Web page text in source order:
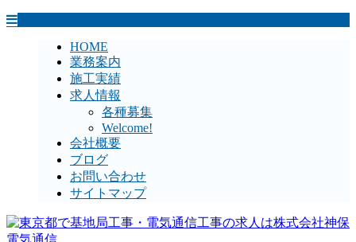
HOME
業務案内
施工実績
求人情報
各種募集
Welcome!
会社概要
ブログ
お問い合わせ
サイトマップ